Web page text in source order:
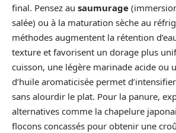
final. Pensez au saumurage
salée) ou à la maturation sèche au
méthodes augmentent la rétention
texture et favorisent un dorage plus
cuisson, une légère marinade acide ou
d’huile aromaticisée permet
sans alourdir le plat. Pour la panure,
alternatives comme la chapelure
flocons concassés pour obtenir une